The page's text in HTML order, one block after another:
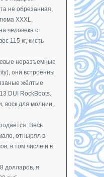
не обрезанная,
XXXL,
человека с
115 кг, кисть
неразъемные
они встроенны
жёлтые
DUI RockBoots.
воск для молнии,
Весь
отнырял в
в том числе и в
долларов, я